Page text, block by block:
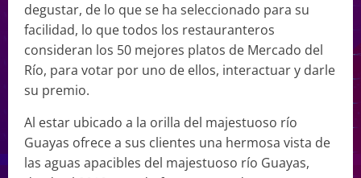
degustar, de lo que se ha seleccionado para su
facilidad, lo que todos los restauranteros
consideran los 50 mejores platos de Mercado del
Río, para votar por uno de ellos, interactuar y darle
su premio.
Al estar ubicado a la orilla del majestuoso río
Guayas ofrece a sus clientes una hermosa vista de
las aguas apacibles del majestuoso río Guayas,